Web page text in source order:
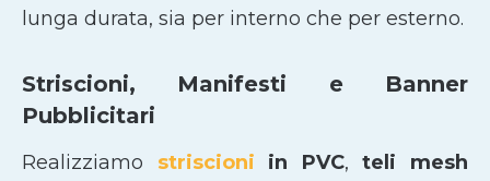
lunga durata, sia per interno che per esterno.
Striscioni, Manifesti e Banner
Pubblicitari
Realizziamo striscioni in PVC,teli mesh